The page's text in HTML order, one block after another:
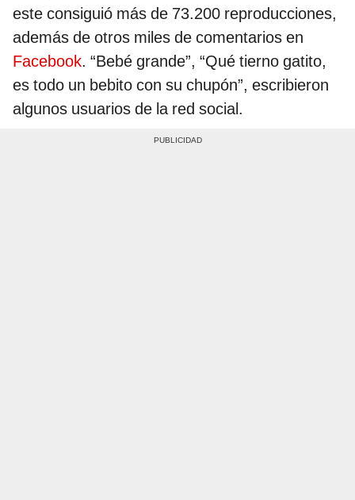
este consiguió más de 73.200 reproducciones,
además de otros miles de comentarios en
Facebook. “Bebé grande”, “Qué tierno gatito,
es todo un bebito con su chupón”, escribieron
algunos usuarios de la red social.